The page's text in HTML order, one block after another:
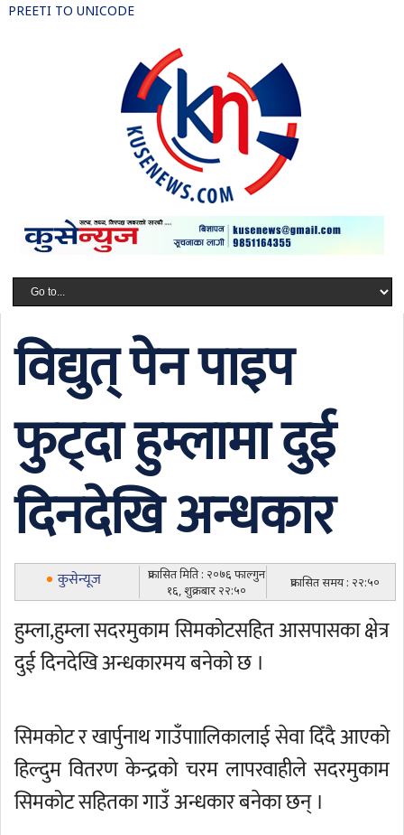
PREETI TO UNICODE
विद्युत् पेन पाइप
फुट्दा हुम्लामा दुई
दिनदेखि अन्धकार
कुसेन्यूज
प्रकासित मिति : २०७६ फाल्गुन
१६, शुक्रबार २२:५०
प्रकासित समय : २२:५०
हुम्ला,हुम्ला सदरमुकाम सिमकोटसहित आसपासका क्षेत्र
दुई दिनदेखि अन्धकारमय बनेको छ ।
सिमकोट र खार्पुनाथ गाउँपाालिकालाई सेवा दिँदै आएको
हिल्दुम वितरण केन्द्रको चरम लापरवाहीले सदरमुकाम
सिमकोट सहितका गाउँ अन्धकार बनेका छन् ।